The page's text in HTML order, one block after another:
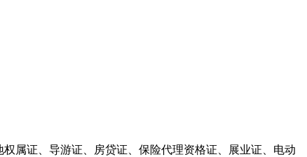
属证、导游证、房贷证、保险代理资格证、展业证、电动